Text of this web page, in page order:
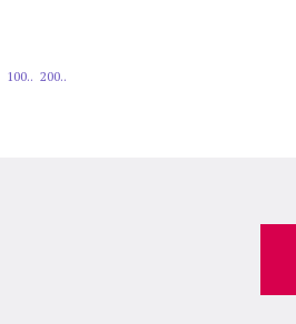
100.. 200..